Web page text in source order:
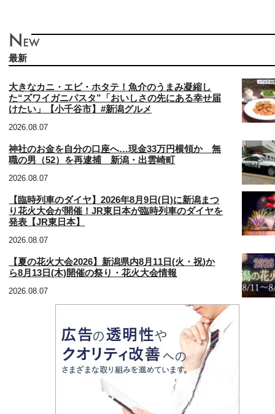
最新
大きなカニ・エビ・ホタテ！魚介のうまみ凝縮し
た“ズワイガニパスタ”「おいしさの先にある幸せ届
けたい」【小千谷市】#新潟グルメ
2026.08.07
神社のお金を自分の口座へ…現金33万円横領か 無
職の男（52）を再逮捕 新潟・出雲崎町
2026.08.07
【臨時列車のダイヤ】2026年8月9日(日)に新潟まつ
り花火大会が開催！JR東日本が臨時列車のダイヤを
発表【JR東日本】
2026.08.07
【夏の花火大会2026】新潟県内8月11日(火・祝)か
ら8月13日(木)開催の祭り・花火大会情報
2026.08.07